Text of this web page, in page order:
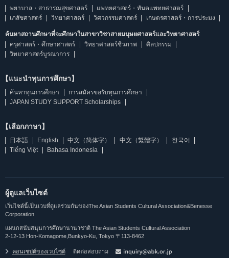
พยาบาล・สาธารณสุขศาสตร์
แพทยศาสตร์・ทันตแพทยศาสตร์
เภสัชศาสตร์
วิทยาศาสตร์ วิศวกรรมศาสตร์ เกษตรศาสตร์・การประมง
ค้นหาสถานศึกษาที่จะศึกษาในสาขาวิชาสายมนุษยศาสตร์และวิทยาศาสตร์
ครุศาสตร์・ศึกษาศาสตร์
วิทยาศาสตร์ชีวภาพ
ศิลปกรรม
วิทยาศาสตร์บูรณาการ
【แนะนำทุนการศึกษา】
ค้นหาทุนการศึกษา
การสมัครขอรับทุนการศึกษา
JAPAN STUDY SUPPORT Scholarships
【เลือกภาษา】
日本語 English 中文（简体字） 中文（繁體字）
한국어
Tiếng Việt
Bahasa Indonesia
ผู้ดูแลเว็บไซต์
เว็บไซต์นี้เป็นเวบที่ดูแลร่วมกันของThe Asian Students Cultural Association&Benesse
Corporation
แผนกสนับสนุนการศึกษานานาชาติ The Asian Students Cultural Association
2-12-13 Hon-Komagome,Bunkyo-Ku, Tokyo 〒113-8462
คอนเซปต์ของเวบไซต์ ติดต่อสอบถาม